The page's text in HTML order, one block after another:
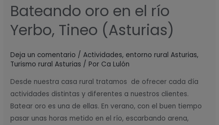
Bateando oro en el río
Yerbo, Tineo (Asturias)
Deja un comentario /Actividades, entorno rural Asturias,
Turismo rural Asturias / Por Ca Lulón
Desde nuestra casa rural tratamos de ofrecer cada día
actividades distintas y diferentes a nuestros clientes.
Batear oro es una de ellas. En verano, con el buen tiempo
pasar unas horas metido en el río, escarbando arena,
Bateando
oro
en
río
Yerbo,
Tineo
(Asturias)